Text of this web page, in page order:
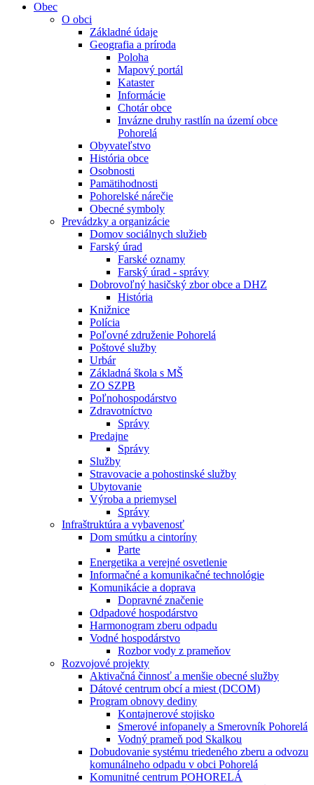
Obec
O obci
Základné údaje
Geografia a príroda
Poloha
Mapový portál
Kataster
Informácie
Chotár obce
Invázne druhy rastlín na území obce
Pohorelá
Obyvateľstvo
História obce
Osobnosti
Pamätihodnosti
Pohorelské nárečie
Obecné symboly
Prevádzky a organizácie
Domov sociálnych služieb
Farský úrad
Farské oznamy
Farský úrad - správy
Dobrovoľný hasičský zbor obce a DHZ
História
Knižnice
Polícia
Poľovné združenie Pohorelá
Poštové služby
Urbár
Základná škola s MŠ
ZO SZPB
Poľnohospodárstvo
Zdravotníctvo
Správy
Predajne
Správy
Služby
Stravovacie a pohostinské služby
Ubytovanie
Výroba a priemysel
Správy
Infraštruktúra a vybavenosť
Dom smútku a cintoríny
Parte
Energetika a verejné osvetlenie
Informačné a komunikačné technológie
Komunikácie a doprava
Dopravné značenie
Odpadové hospodárstvo
Harmonogram zberu odpadu
Vodné hospodárstvo
Rozbor vody z prameňov
Rozvojové projekty
Aktivačná činnosť a menšie obecné služby
Dátové centrum obcí a miest (DCOM)
Program obnovy dediny
Kontajnerové stojisko
Smerové infopanely a Smerovník Pohorelá
Vodný prameň pod Skalkou
Dobudovanie systému triedeného zberu a odvozu
komunálneho odpadu v obci Pohorelá
Komunitné centrum POHORELÁ